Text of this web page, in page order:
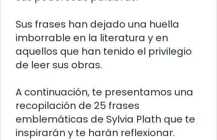
Sus frases han dejado una huella
imborrable en la literatura y en
aquellos que han tenido el privilegio
de leer sus obras.
A continuación, te presentamos una
recopilación de 25 frases
emblemáticas de Sylvia Plath que te
inspirarán y te harán reflexionar.